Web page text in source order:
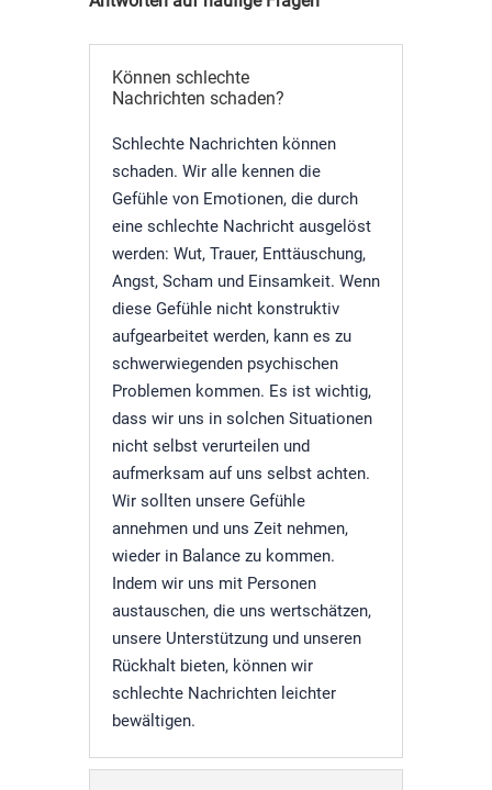
Können schlechte
Nachrichten schaden?
Schlechte Nachrichten können
schaden. Wir alle kennen die
Gefühle von Emotionen, die durch
eine schlechte Nachricht ausgelöst
werden: Wut, Trauer, Enttäuschung,
Angst, Scham und Einsamkeit. Wenn
diese Gefühle nicht konstruktiv
aufgearbeitet werden, kann es zu
schwerwiegenden psychischen
Problemen kommen. Es ist wichtig,
dass wir uns in solchen Situationen
nicht selbst verurteilen und
aufmerksam auf uns selbst achten.
Wir sollten unsere Gefühle
annehmen und uns Zeit nehmen,
wieder in Balance zu kommen.
Indem wir uns mit Personen
austauschen, die uns wertschätzen,
unsere Unterstützung und unseren
Rückhalt bieten, können wir
schlechte Nachrichten leichter
bewältigen.